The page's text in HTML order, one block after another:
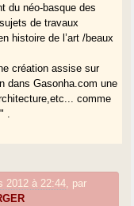
du néo-basque des
de travaux
histoire de l’art /beaux
création assise sur
dans Gasonha.com une
comme
.
2012 à 22:44
par